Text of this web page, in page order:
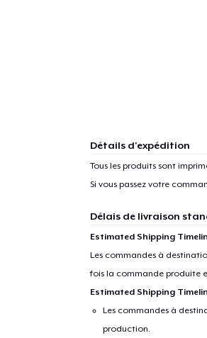
Détails d'expédition
Tous les produits sont
Si vous passez votre
Délais de livraison
Estimated Shipping
Les commandes à
fois la commande produite
Estimated Shipping
Les commandes à
production.